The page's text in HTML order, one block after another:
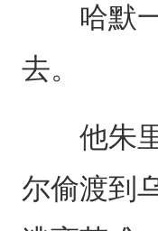
哈默一
去。
他朱里
尔偷渡到